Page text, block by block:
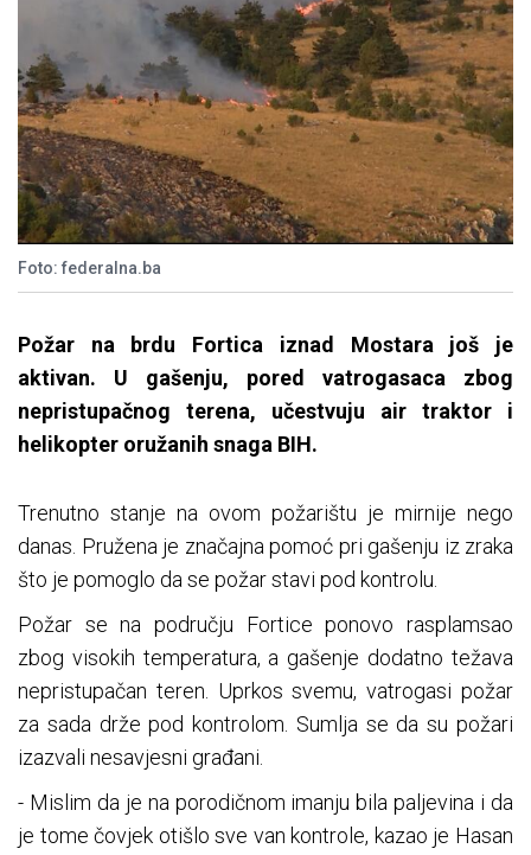
Foto: federalna.ba
Požar na brdu Fortica iznad Mostara još je
aktivan. U gašenju, pored vatrogasaca zbog
nepristupačnog terena, učestvuju air traktor i
helikopter oružanih snaga BIH.
Trenutno stanje na ovom požarištu je mirnije nego
danas. Pružena je značajna pomoć pri gašenju iz zraka
što je pomoglo da se požar stavi pod kontrolu.
Požar se na području Fortice ponovo rasplamsao
zbog visokih temperatura, a gašenje dodatno težava
nepristupačan teren. Uprkos svemu, vatrogasi požar
za sada drže pod kontrolom. Sumlja se da su požari
izazvali nesavjesni građani.
- Mislim da je na porodičnom imanju bila paljevina i da
je tome čovjek otišlo sve van kontrole, kazao je Hasan